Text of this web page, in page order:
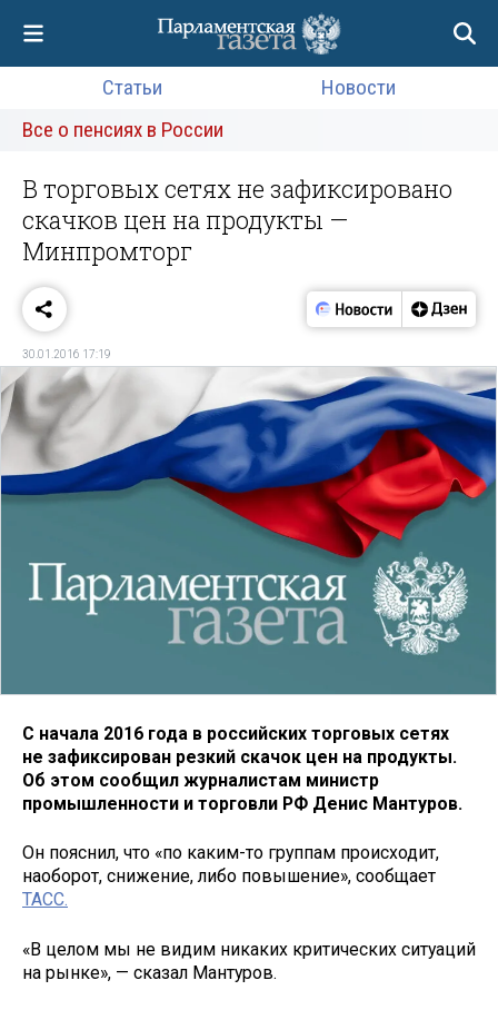
Статьи
Новости
Все о пенсиях в России
В торговых сетях не зафиксировано
скачков цен на продукты —
Минпромторг
30.01.2016 17:19
С начала 2016 года в российских торговых сетях
не зафиксирован резкий скачок цен на продукты.
Об этом сообщил журналистам министр
промышленности и торговли РФ Денис Мантуров.
Он пояснил, что «по каким-то группам происходит,
наоборот, снижение, либо повышение», сообщает
ТАСС.
«В целом мы не видим никаких критических ситуаций
на рынке», — сказал Мантуров.